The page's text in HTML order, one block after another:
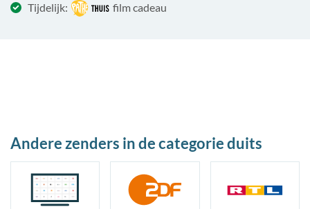
Tijdelijk:
film cadeau
Andere zenders in de categorie duits